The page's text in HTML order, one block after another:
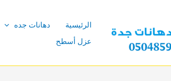
الرئيسية دهانات جده
عزل أسطح